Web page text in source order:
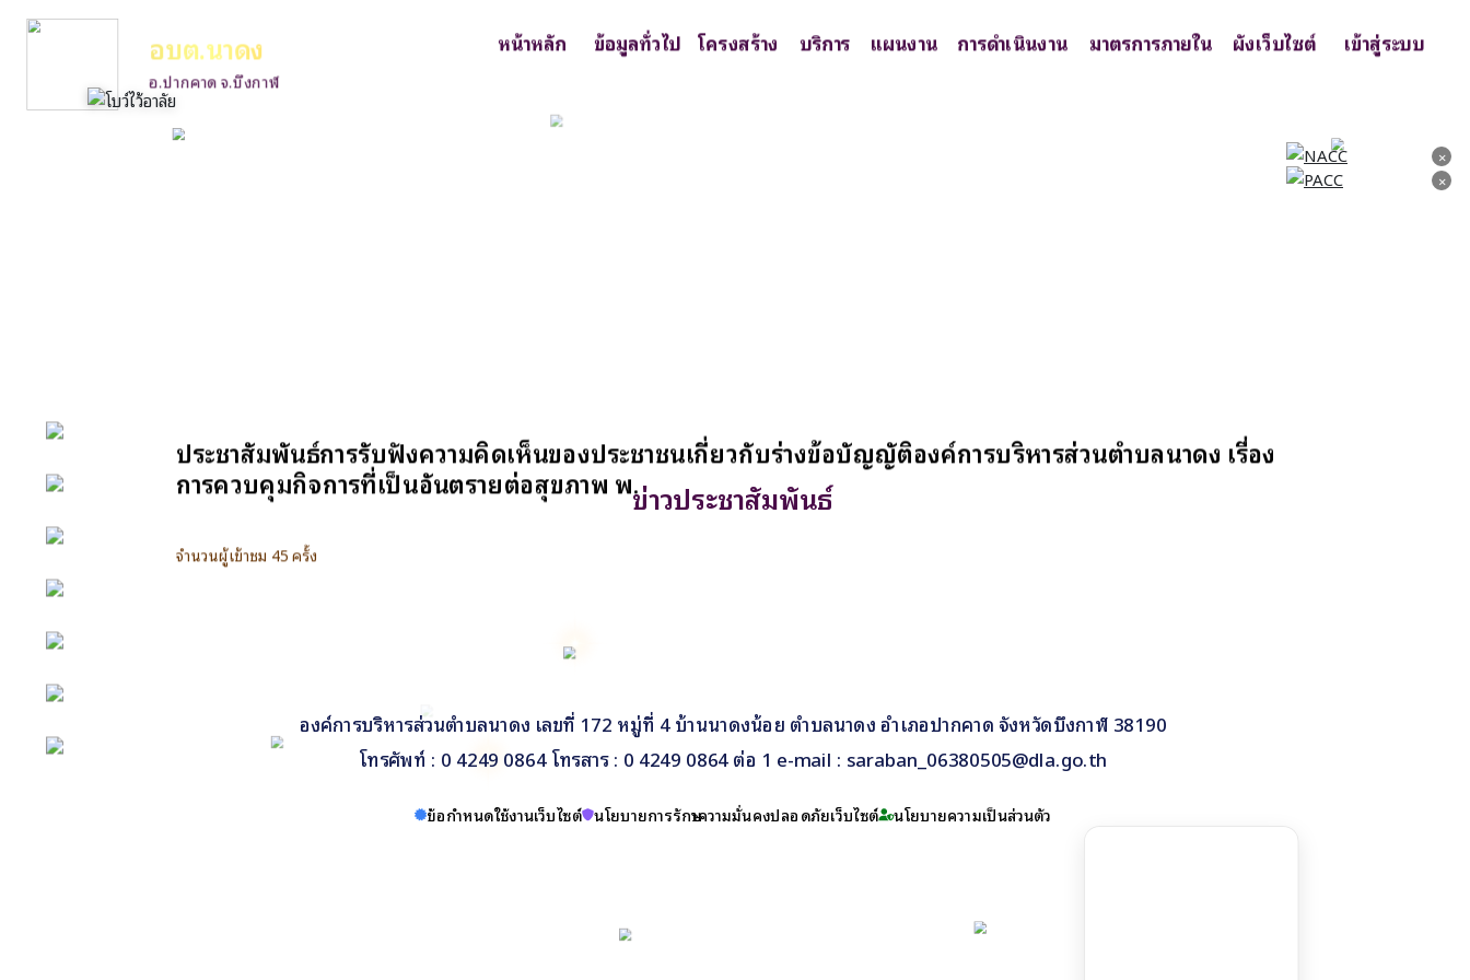
×
×
อบต.นาดง
อ.ปากคาด จ.บึงกาฬ
หน้าหลัก ข้อมูลทั่วไป โครงสร้าง บริการ แผนงาน การดำเนินงาน มาตรการภายใน ผังเว็บไซต์ เข้าสู่ระบบ
ข่าวประชาสัมพันธ์
ประชาสัมพันธ์การรับฟังความคิดเห็นของประชาชนเกี่ยวกับร่างข้อบัญญัติองค์การบริหารส่วนตำบลนาดง เรื่อง
การควบคุมกิจการที่เป็นอันตรายต่อสุขภาพ พ.
จำนวนผู้เข้าชม 45 ครั้ง
องค์การบริหารส่วนตำบลนาดง เลขที่ 172 หมู่ที่ 4 บ้านนาดงน้อย ตำบลนาดง อำเภอปากคาด จังหวัดบึงกาฬ 38190
โทรศัพท์ : 0 4249 0864 โทรสาร : 0 4249 0864 ต่อ 1 e-mail : saraban_06380505@dla.go.th
ข้อกำหนดใช้งานเว็บไซต์ นโยบายการรักษาความมั่นคงปลอดภัยเว็บไซต์ นโยบายความเป็นส่วนตัว